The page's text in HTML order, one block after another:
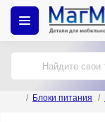
Блоки питания